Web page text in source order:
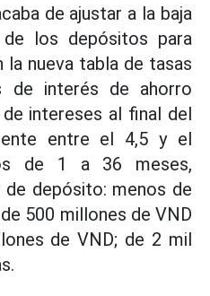
de ajustar a la baja
los depósitos para
la nueva tabla de tasas
de interés de ahorro
intereses al final del
entre el 4,5 y el
de 1 a 36 meses,
depósito: menos de
500 millones de VND
de VND; de 2 mil